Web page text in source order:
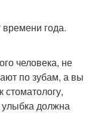
года.
человека, не
по зубам, а вы
улыбка должна